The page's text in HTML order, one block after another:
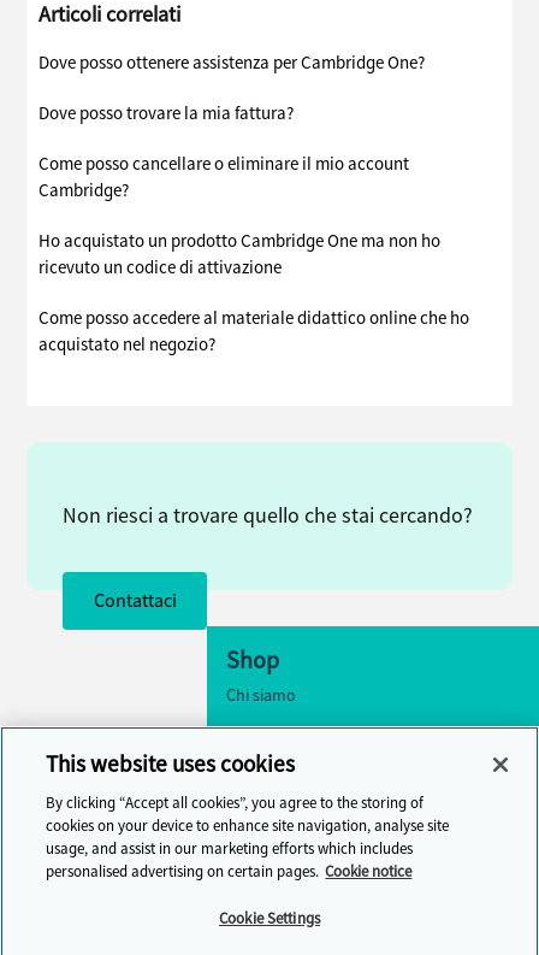
Articoli correlati
Dove posso ottenere assistenza per Cambridge One?
Dove posso trovare la mia fattura?
Come posso cancellare o eliminare il mio account
Cambridge?
Ho acquistato un prodotto Cambridge One ma non ho
ricevuto un codice di attivazione
Come posso accedere al materiale didattico online che ho
acquistato nel negozio?
Non riesci a trovare quello che stai cercando?
Contattaci
Shop
Chi siamo
Contattaci
Centro assistenza
Cambridge One
This website uses cookies
By clicking “Accept all cookies”, you agree to the storing of
cookies on your device to enhance site navigation, analyse site
usage, and assist in our marketing efforts which includes
personalised advertising on certain pages. Cookie notice
Cookie Settings